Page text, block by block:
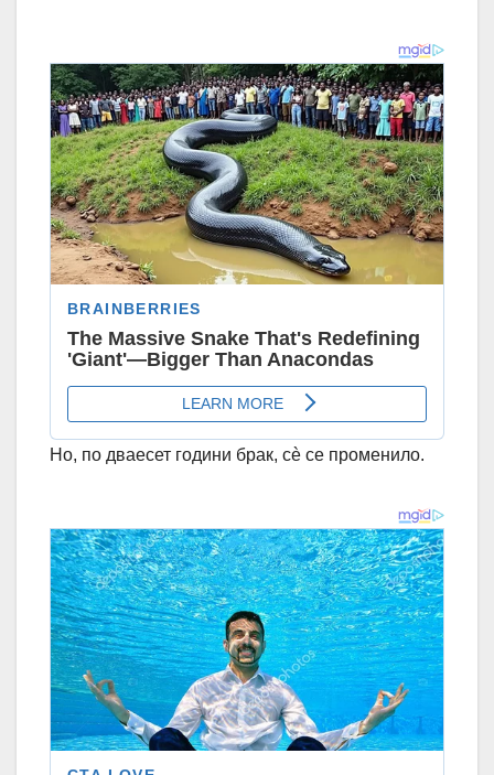
Но, по дваесет години брак, сè се променило.